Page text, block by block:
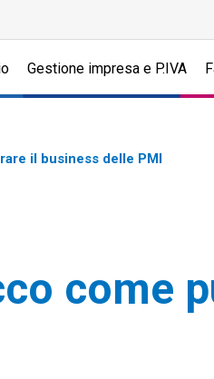
Gestione impresa e P.IVA
il business delle PMI
come